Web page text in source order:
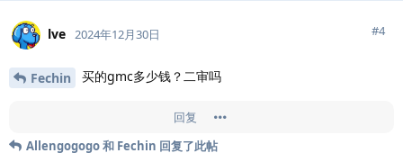
lve 2024年12月30日 #4
Fechin 买的gmc多少钱？二审吗
回复
Allengogogo和 Fechin 回复了此帖